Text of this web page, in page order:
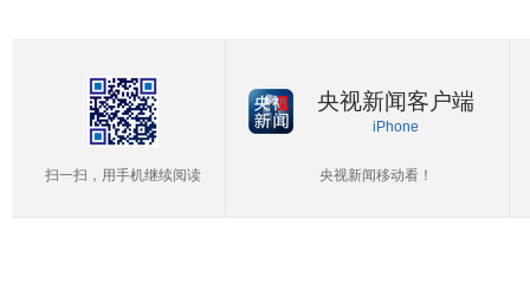
扫一扫，用手机继续阅读
央视新闻客户端
iPhone
央视新闻移动看！